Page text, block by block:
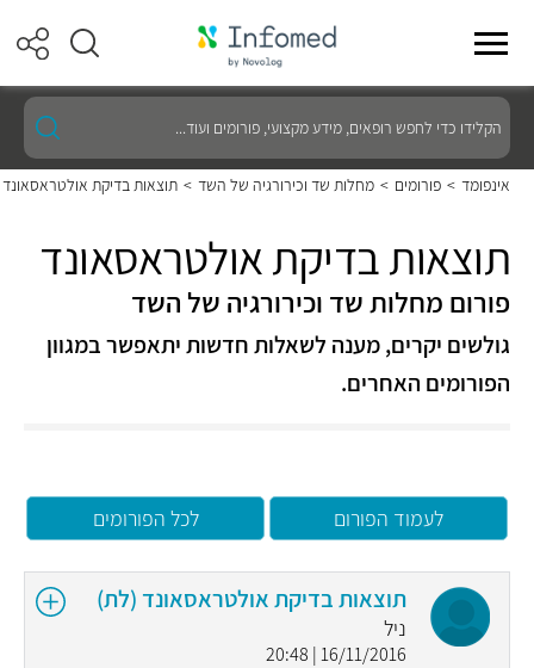
הקלידו
כדי
לחפש
רופאים,
מידע
ועוד...
אינפומד > פורומים > מחלות שד וכירורגיה של השד > תוצאות בדיקת אולטראסאונד
תוצאות בדיקת אולטראסאונד
פורום מחלות שד וכירורגיה של השד
גולשים יקרים, מענה לשאלות חדשות יתאפשר במגוון
הפורומים האחרים.
לעמוד הפורום לכל הפורומים
תוצאות בדיקת אולטראסאונד (לת)
ניל
16/11/2016 | 20:48